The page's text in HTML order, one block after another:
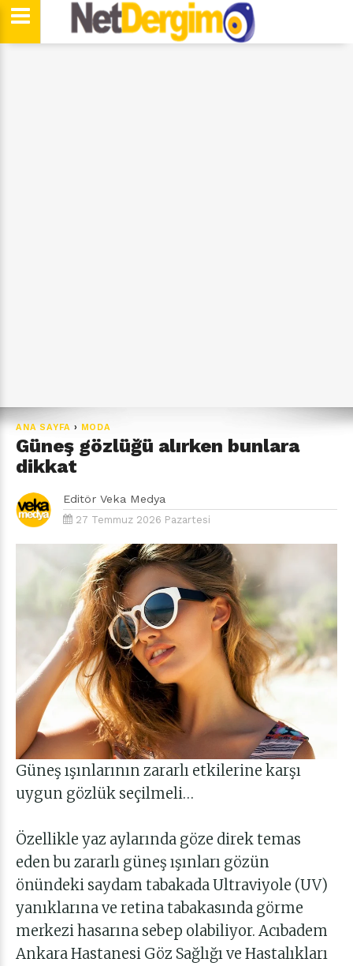
ANA SAYFA › MODA
Güneş gözlüğü alırken bunlara
dikkat
Editör Veka Medya
27 Temmuz 2026 Pazartesi
Güneş ışınlarının zararlı etkilerine karşı
uygun gözlük seçilmeli…
Özellikle yaz aylarında göze direk temas
eden bu zararlı güneş ışınları gözün
önündeki saydam tabakada Ultraviyole (UV)
yanıklarına ve retina tabakasında görme
merkezi hasarına sebep olabiliyor. Acıbadem
Ankara Hastanesi Göz Sağlığı ve Hastalıkları